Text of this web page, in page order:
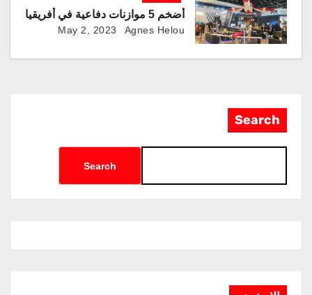
أضخم 5 موازنات دفاعية في أفريقيا
May 2, 2023 Agnes Helou
Search
Search